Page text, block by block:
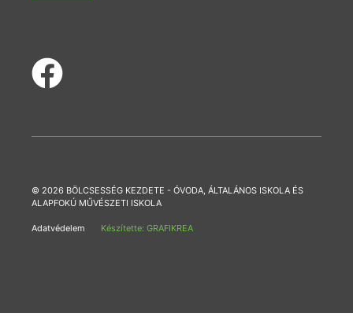
© 2026 BÖLCSESSÉG KEZDETE - ÓVODA, ÁLTALÁNOS ISKOLA ÉS
ALAPFOKÚ MŰVÉSZETI ISKOLA
Adatvédelem Készítette: GRAFIKREA